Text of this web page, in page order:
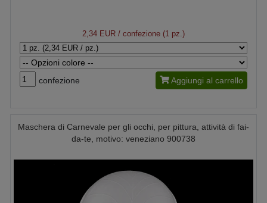
2,34 EUR / confezione (1 pz.)
confezione Aggiungi al carrello
Maschera di Carnevale per gli occhi, per pittura, attività di fai-
da-te, motivo: veneziano 900738